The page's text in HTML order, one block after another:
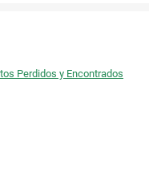
Perdidos y Encontrados